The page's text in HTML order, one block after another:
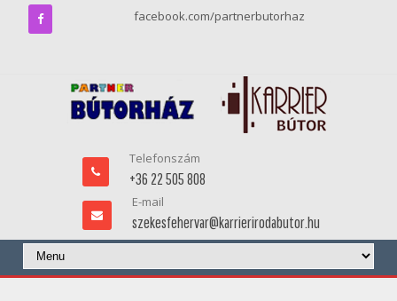
facebook.com/partnerbutorhaz
Telefonszám
+36 22 505 808
E-mail
szekesfehervar@karrierirodabutor.hu